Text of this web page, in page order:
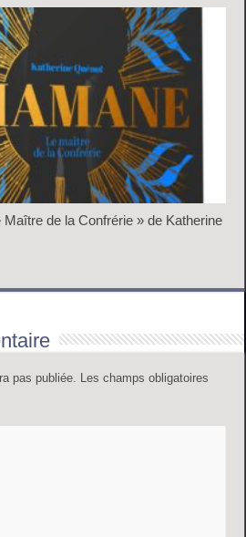
de la Confrérie » de Katherine
pas publiée.
Les champs obligatoires